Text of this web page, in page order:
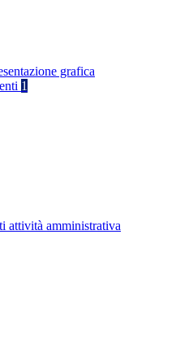
grafica
1
attività amministrativa